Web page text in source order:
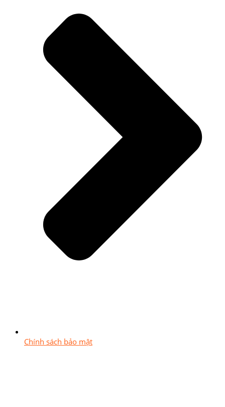
Chính sách bảo mật